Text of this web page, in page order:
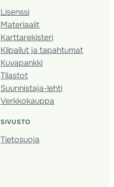
Lisenssi
Materiaalit
Karttarekisteri
Kilpailut ja tapahtumat
Kuvapankki
Tilastot
Suunnistaja-lehti
Verkkokauppa
SIVUSTO
Tietosuoja